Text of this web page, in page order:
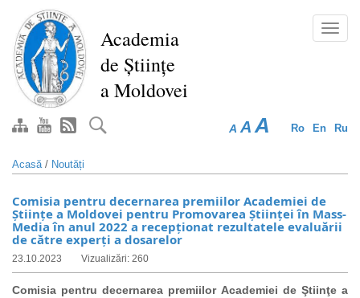
conţinutul
principal
Academia
de Științe
a Moldovei
Ro En Ru
A A A
Acasă/ Noutăți
Comisia pentru decernarea premiilor Academiei de
Ştiinţe a Moldovei pentru Promovarea Științei în Mass-
Media în anul 2022 a recepționat rezultatele evaluării
de către experți a dosarelor
23.10.2023 Vizualizări: 260
Comisia pentru decernarea premiilor Academiei de Ştiinţe a